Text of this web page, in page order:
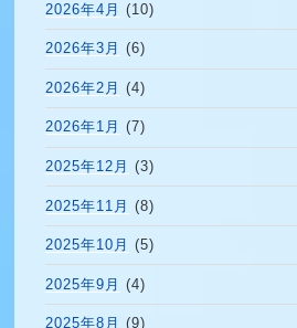
2026年4月 (10)
2026年3月 (6)
2026年2月 (4)
2026年1月 (7)
2025年12月 (3)
2025年11月 (8)
2025年10月 (5)
2025年9月 (4)
2025年8月 (9)